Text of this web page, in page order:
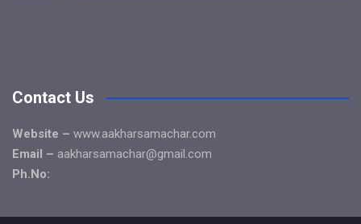
Contact Us
Website – www.aakharsamachar.com
Email – aakharsamachar@gmail.com
Ph.No: